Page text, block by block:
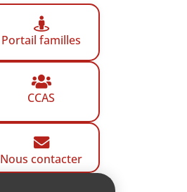
Portail familles
CCAS
Nous contacter